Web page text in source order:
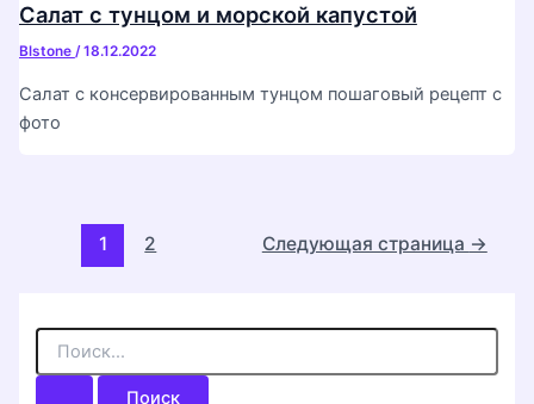
Салат с тунцом и морской капустой
Blstone /18.12.2022
Салат с консервированным тунцом пошаговый рецепт с
фото
Постраничная
навигация
1 2 Следующая страница →
П
и